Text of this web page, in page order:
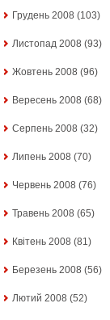
Грудень 2008 (103)
Листопад 2008 (93)
Жовтень 2008 (96)
Вересень 2008 (68)
Серпень 2008 (32)
Липень 2008 (70)
Червень 2008 (76)
Травень 2008 (65)
Квітень 2008 (81)
Березень 2008 (56)
Лютий 2008 (52)